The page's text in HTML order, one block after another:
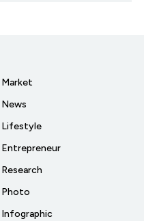
Market
News
Lifestyle
Entrepreneur
Research
Photo
Infographic